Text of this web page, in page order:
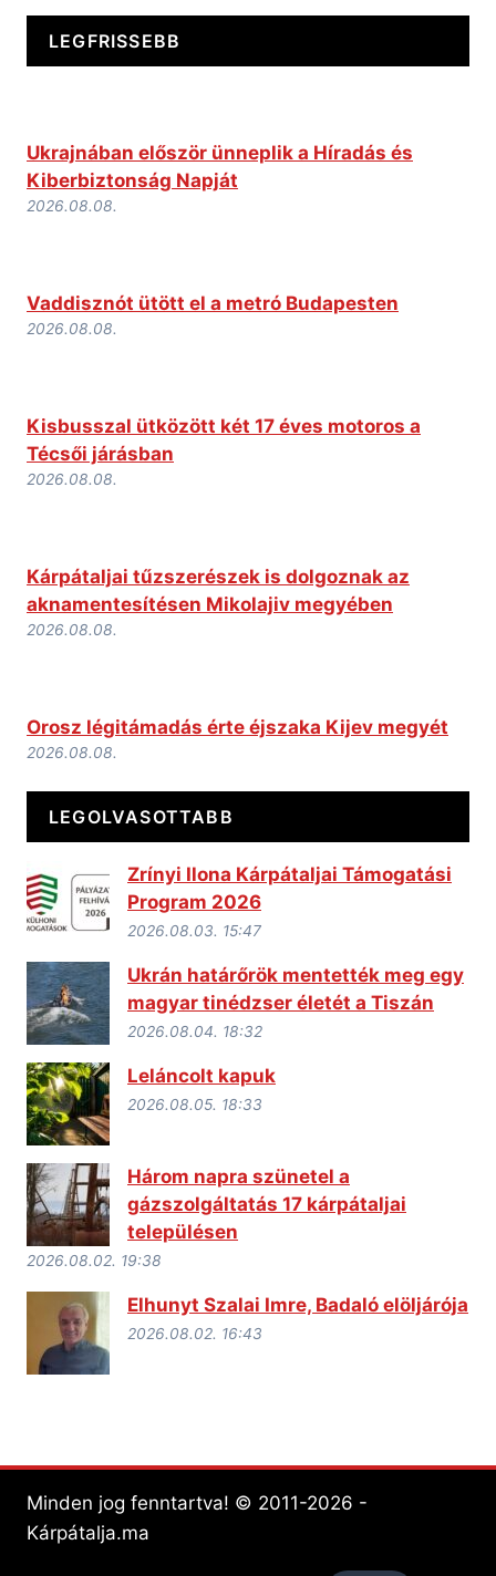
LEGFRISSEBB
Ukrajnában először ünneplik a Híradás és
Kiberbiztonság Napját
2026.08.08.
Vaddisznót ütött el a metró Budapesten
2026.08.08.
Kisbusszal ütközött két 17 éves motoros a
Técsői járásban
2026.08.08.
Kárpátaljai tűzszerészek is dolgoznak az
aknamentesítésen Mikolajiv megyében
2026.08.08.
Orosz légitámadás érte éjszaka Kijev megyét
2026.08.08.
LEGOLVASOTTABB
Zrínyi Ilona Kárpátaljai Támogatási
Program 2026
2026.08.03. 15:47
Ukrán határőrök mentették meg egy
magyar tinédzser életét a Tiszán
2026.08.04. 18:32
Leláncolt kapuk
2026.08.05. 18:33
Három napra szünetel a
gázszolgáltatás 17 kárpátaljai
településen
2026.08.02. 19:38
Elhunyt Szalai Imre, Badaló elöljárója
2026.08.02. 16:43
Minden jog fenntartva! © 2011-2026 -
Kárpátalja.ma